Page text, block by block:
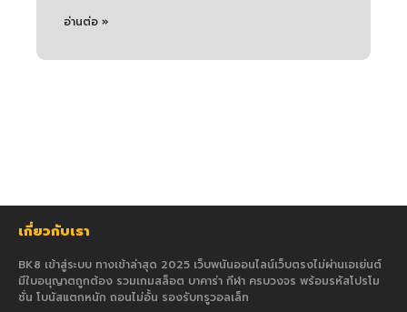
อ่านต่อ »
เกี่ยวกับเรา
BK8 เข้าสู่ระบบ ทางเข้าล่าสุด 2025 เว็บพนันออนไลน์เว็บตรงไม่ผ่านเอเย่นต์
มีใบอนุญาตถูกต้อง รวมเกมสล็อต บาคาร่า กีฬา ครบวงจร พร้อมรหัสโปรโม
ชั่น โบนัสแตกหนัก ถอนไม่อั้น รองรับทรูวอลเล็ท